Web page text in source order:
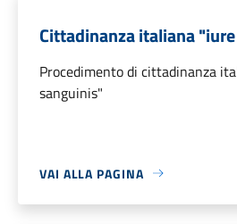
Cittadinanza italiana
Procedimento di cittadinanza
sanguinis"
VAI ALLA PAGINA